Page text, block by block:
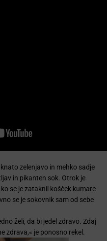
zelenjavo in mehko sadje
in pikanten sok. Otrok je
se je zataknil košček kumare
se je sokovnik sam od sebe
želi, da bi jedel zdravo. Zdaj
zdrava,« je ponosno rekel.